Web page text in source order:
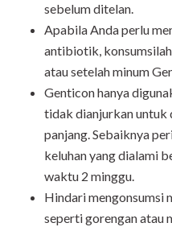
sebelum ditelan.
Apabila Anda perlu
antibiotik,
atau setelah minum
Genticon hanya
tidak dianjurkan untuk
panjang. Sebaiknya
keluhan yang dialami
waktu 2 minggu.
Hindari mengonsumsi
seperti gorengan atau